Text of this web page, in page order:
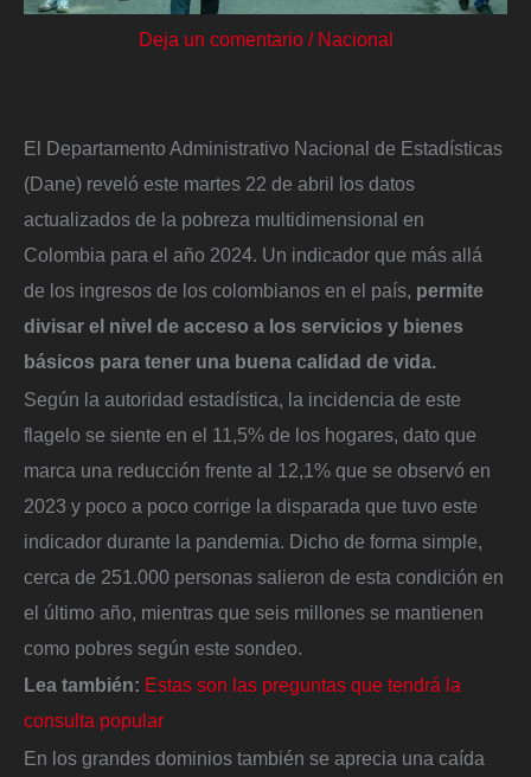
Deja un comentario / Nacional
El Departamento Administrativo Nacional de Estadísticas
(Dane) reveló este martes 22 de abril los datos
actualizados de la pobreza multidimensional en
Colombia para el año 2024. Un indicador que más allá
de los ingresos de los colombianos en el país, permite
divisar el nivel de acceso a los servicios y bienes
básicos para tener una buena calidad de vida.
Según la autoridad estadística, la incidencia de este
flagelo se siente en el 11,5% de los hogares, dato que
marca una reducción frente al 12,1% que se observó en
2023 y poco a poco corrige la disparada que tuvo este
indicador durante la pandemia. Dicho de forma simple,
cerca de 251.000 personas salieron de esta condición en
el último año, mientras que seis millones se mantienen
como pobres según este sondeo.
Lea también: Estas son las preguntas que tendrá la
consulta popular
En los grandes dominios también se aprecia una caída